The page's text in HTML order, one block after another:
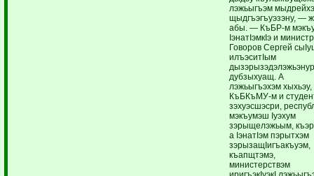
лэжьыгъэм
щыдгъэгъуэзэну, —
абы. — КъБР-м
IэнатIэмкIэ и министр
Говоров Сергей
илъэситIым
дубзыхуащ. А
лэжьыгъэхэм хыхьэу,
КъБКъМУ-м и
зэхуэсшэсри,
мэкъумэш Iуэхум
зэрыщелэжьым,
а IэнатIэм пэрытхэм
зэрызащIигъакъуэм,
къапщтэмэ,
министерствэм